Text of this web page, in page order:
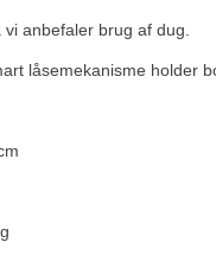
anbefaler brug af dug.
låsemekanisme holder